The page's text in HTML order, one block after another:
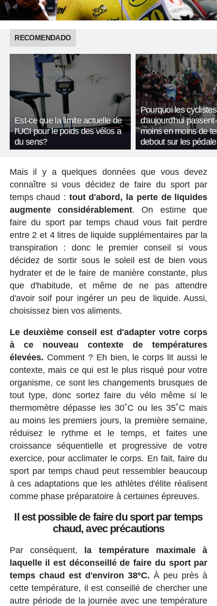
RECOMENDADO
Est-ce que la limite actuelle de
l'UCI pour le poids des vélos a
du sens?
Pourquoi les cyclistes
d'aujourd'hui
moins en moins de
debout sur les
Mais il y a quelques données que vous devez
connaître si vous décidez de faire du sport par
temps chaud : tout d'abord, la perte de liquides
augmente considérablement. On estime que
faire du sport par temps chaud vous fait perdre
entre 2 et 4 litres de liquide supplémentaires par la
transpiration : donc le premier conseil si vous
décidez de sortir sous le soleil est de bien vous
hydrater et de le faire de manière constante, plus
que d'habitude, et même de ne pas attendre
d'avoir soif pour ingérer un peu de liquide. Aussi,
choisissez bien vos aliments.
Le deuxième conseil est d'adapter votre corps
à ce nouveau contexte de températures
élevées. Comment ? Eh bien, le corps lit aussi le
contexte, mais ce qui est le plus risqué pour votre
organisme, ce sont les changements brusques de
tout type, donc sortez faire du vélo même si le
thermomètre dépasse les 30˚C ou les 35˚C mais
au moins les premiers jours, la première semaine,
réduisez le rythme et le temps, et faites une
croissance séquentielle et progressive de votre
exercice, pour acclimater le corps. En fait, faire du
sport par temps chaud peut ressembler beaucoup
à ces adaptations que les athlètes d'élite réalisent
comme phase préparatoire à certaines épreuves.
Il est possible de faire du sport par temps
chaud, avec précautions
Par conséquent, la température maximale à
laquelle il est déconseillé de faire du sport par
temps chaud est d'environ 38ºC. À peu près à
cette température, il est conseillé de chercher une
autre période de la journée avec une température